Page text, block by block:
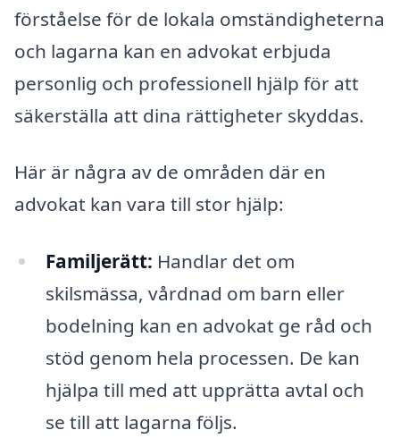
förståelse för de lokala omständigheterna
och lagarna kan en advokat erbjuda
personlig och professionell hjälp för att
säkerställa att dina rättigheter skyddas.
Här är några av de områden där en
advokat kan vara till stor hjälp:
Familjerätt: Handlar det om
skilsmässa, vårdnad om barn eller
bodelning kan en advokat ge råd och
stöd genom hela processen. De kan
hjälpa till med att upprätta avtal och
se till att lagarna följs.